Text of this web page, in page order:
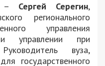
– Сергей Серегин,
регионального
управления
управлении при
вуза,
государственного